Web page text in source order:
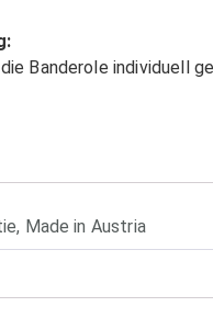
Banderole individuell
, Made in Austria